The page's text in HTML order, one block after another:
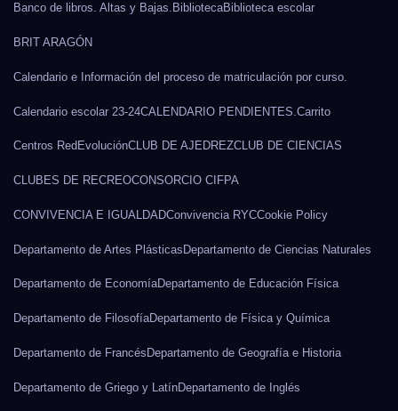
Banco de libros. Altas y Bajas. BibliotecaBiblioteca escolar
BRIT ARAGÓN
Calendario e Información del proceso de matriculación por curso.
Calendario escolar 23-24CALENDARIO PENDIENTES. Carrito
Centros RedEvoluciónCLUB DE AJEDREZCLUB DE CIENCIAS
CLUBES DE RECREOCONSORCIO CIFPA
CONVIVENCIA E IGUALDADConvivencia RYCCookie Policy
Departamento de Artes PlásticasDepartamento de Ciencias Naturales
Departamento de EconomíaDepartamento de Educación Física
Departamento de FilosofíaDepartamento de Física y Química
Departamento de Francés Departamento de Geografía e Historia
Departamento de Griego y LatínDepartamento de Inglés